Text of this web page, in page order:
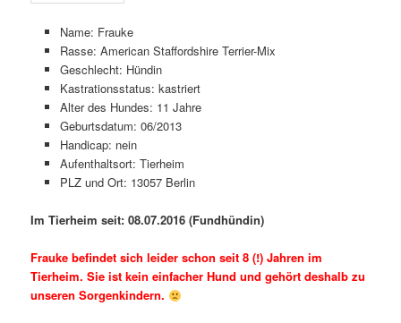
Name: Frauke
Rasse: American Staffordshire Terrier-Mix
Geschlecht: Hündin
Kastrationsstatus: kastriert
Alter des Hundes: 11 Jahre
Geburtsdatum: 06/2013
Handicap: nein
Aufenthaltsort: Tierheim
PLZ und Ort: 13057 Berlin
Im Tierheim seit: 08.07.2016 (Fundhündin)
Frauke befindet sich leider schon seit 8 (!) Jahren im
Tierheim. Sie ist kein einfacher Hund und gehört deshalb zu
unseren Sorgenkindern.